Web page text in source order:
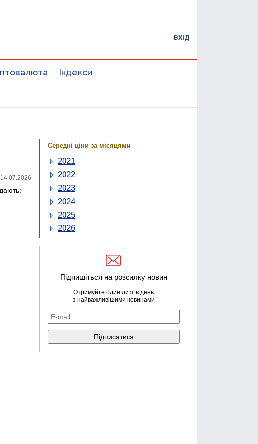
ВХІД
Індекси
Середні ціни за місяцями
2021
2022
2023
2024
2025
2026
Підпишіться на розсилку новин
Отримуйте один лист в день
з найважливішими новинами